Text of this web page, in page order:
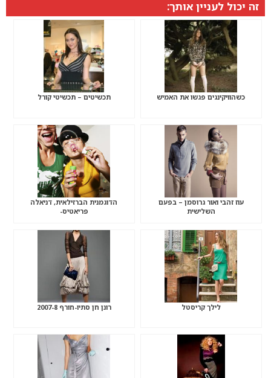
זה יכול לעניין אותך:
כשהוויקינגים פגשו את האמיש תכשיטים – תכשיטי קורל
עוז זהבי ואור גרוסמן – בפעם
השלישית
הדוגמנית הברזילאית, דניאלה
פריאטיס-
לילך קריסטל רונן חן סתיו-חורף 2007-8